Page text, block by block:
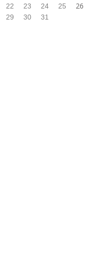
22 23 24 25
26
29 30 31